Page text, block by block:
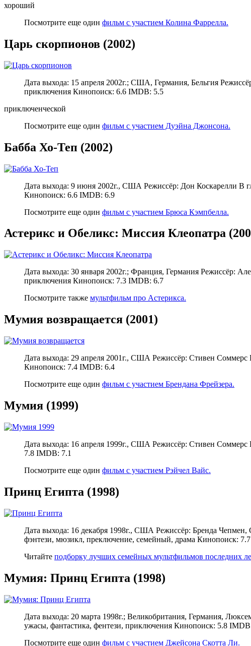
хороший
Посмотрите еще один фильм с участием Колина Фаррелла.
Царь скорпионов (2002)
Дата выхода: 15 апреля 2002г.; США, Германия, Бельгия
приключения Кинопоиск: 6.6 IMDB: 5.5
приключенческой
Посмотрите еще один фильм с участием Дуэйна Джонсона.
Бабба Хо-Теп (2002)
Дата выхода: 9 июня 2002г., США Режиссёр: Дон Коскарелли В
Кинопоиск: 6.6 IMDB: 6.9
Посмотрите еще один фильм с участием Брюса Кэмпбелла.
Астерикс и Обеликс: Миссия Клеопатра
Дата выхода: 30 января 2002г.; Франция, Германия Режиссёр:
приключения Кинопоиск: 7.3 IMDB: 6.7
Посмотрите также мультфильм про Астерикса.
Мумия возвращается (2001)
Дата выхода: 29 апреля 2001г., США Режиссёр: Стивен
Кинопоиск: 7.4 IMDB: 6.4
Посмотрите еще один фильм с участием Брендана Фрейзера.
Мумия (1999)
Дата выхода: 16 апреля 1999г., США Режиссёр: Стивен
7.8 IMDB: 7.1
Посмотрите еще один фильм с участием Рэйчел Вайс.
Принц Египта (1998)
Дата выхода: 16 декабря 1998г., США Режиссёр: Бренда
фэнтези, мюзикл, преключение, семейный, драма Кинопоиск:
Читайте подборку лучших семейных мультфильмов последних
Мумия: Принц Египта (1998)
Дата выхода: 20 марта 1998г.; Великобритания, Германия,
ужасы, фантастика, фентези, приключения Кинопоиск: 5.8
Посмотрите еще один фильм с участием Джейсона Скотта Ли.